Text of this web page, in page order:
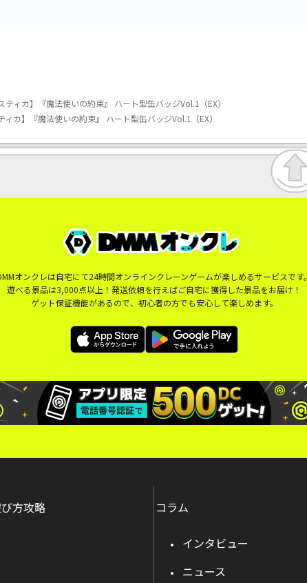
ィカ】『魔法使いの約束』 ハート型缶バッジVol.1（EX）
カ】『魔法使いの約束』 ハート型缶バッジVol.1（EX）
オンクレは自宅にて24時間オンラインクレーンゲームが楽しめるサービスです。
遊べる景品は3,000点以上！発送依頼を行えばご自宅に獲得した景品をお届け！
ゲット保証機能があるので、初心者の方でも安心して楽しめます。
方攻略 コラム
インタビュー
ニュース